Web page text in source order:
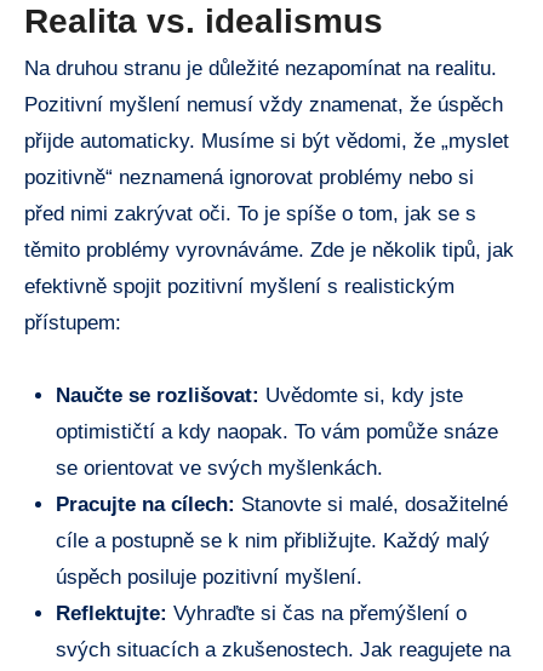
Realita vs. idealismus
Na druhou stranu je důležité nezapomínat na realitu.
Pozitivní myšlení nemusí vždy znamenat, že úspěch
přijde automaticky. Musíme si být vědomi, že „myslet
pozitivně“ neznamená ignorovat problémy nebo si
před nimi zakrývat oči. To je spíše o tom, jak se s
těmito problémy vyrovnáváme. Zde je několik tipů, jak
efektivně spojit pozitivní myšlení s realistickým
přístupem:
Naučte se rozlišovat: Uvědomte si, kdy jste
optimističtí a kdy naopak. To vám pomůže snáze
se orientovat ve svých myšlenkách.
Pracujte na cílech: Stanovte si malé, dosažitelné
cíle a postupně se k nim přibližujte. Každý malý
úspěch posiluje pozitivní myšlení.
Reflektujte: Vyhraďte si čas na přemýšlení o
svých situacích a zkušenostech. Jak reagujete na